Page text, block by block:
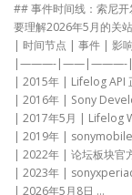
## 事件时间线：索尼
要理解2026年5月的关
| 时间节点 | 事件 | 影
|———-|——|———-|
| 2015年 | Lifelog API
| 2016年 | Sony
| 2017年5月 | Lifelog
| 2019年 |
| 2022年 | 论坛板块官
| 2023年 |
| 2026年5月8日 …